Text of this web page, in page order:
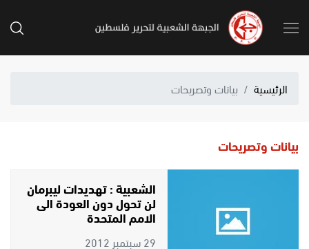
الرئيسية بيانات وتصريحات
بيانات وتصريحات
الشعبية : تهديدات ليبرمان
لن تحول دون العودة الى
الامم المتحدة
29 سبتمبر 2012